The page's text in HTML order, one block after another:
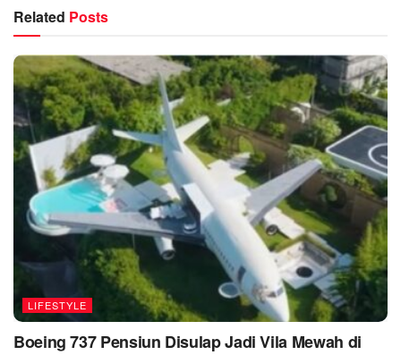
Related Posts
LIFESTYLE
Boeing 737 Pensiun Disulap Jadi Vila Mewah di